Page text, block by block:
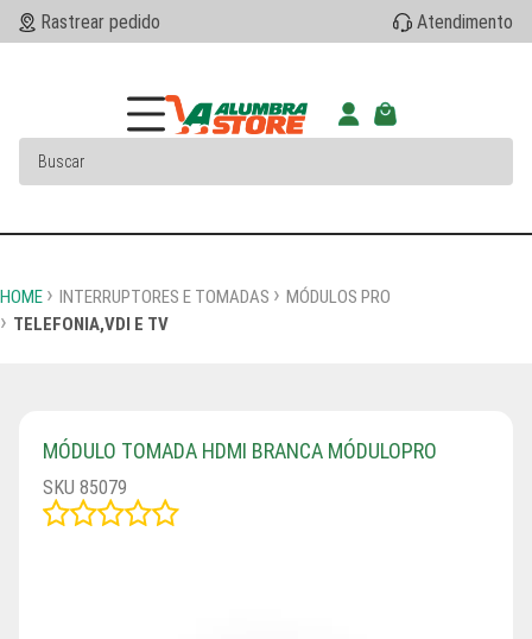
Rastrear pedido Atendimento
HOME INTERRUPTORES E TOMADAS
MÓDULOS PRO
TELEFONIA,VDI E TV
MÓDULO TOMADA HDMI BRANCA MÓDULOPRO
SKU 85079